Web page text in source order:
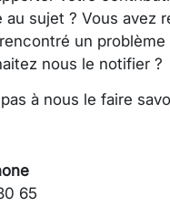
au sujet ? Vous avez
un
nous le notifier ?
à nous le faire
65